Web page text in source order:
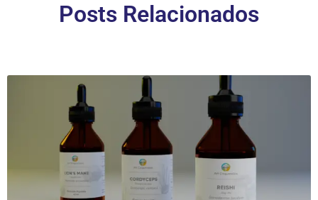
Posts Relacionados